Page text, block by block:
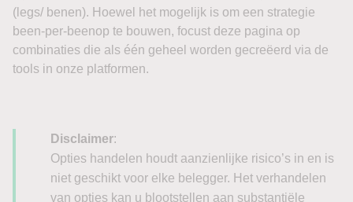
(legs/ benen). Hoewel het mogelijk is om een strategie
been-per-beenop te bouwen, focust deze pagina op
combinaties die als één geheel worden gecreëerd via de
tools in onze platformen.
Disclaimer:
Opties handelen houdt aanzienlijke risico’s in en is
niet geschikt voor elke belegger. Het verhandelen
van opties kan u blootstellen aan substantiële